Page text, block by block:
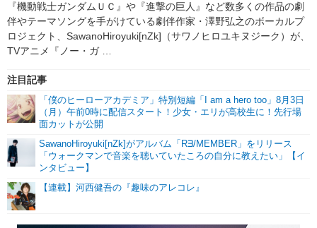
舞台 新帝スタ
編集部ブログ・お知らせ
『機動戦士ガンダムＵＣ』や『進撃の巨人』など数多くの作品の劇
伴やテーマソングを手がけている劇伴作家・澤野弘之のボーカルプ
ロジェクト、SawanoHiroyuki[nZk]（サワノヒロユキヌジーク）が、
TVアニメ『ノー・ガ …
注目記事
「僕のヒーローアカデミア」特別短編「I am a hero too」8月3日
（月）午前0時に配信スタート！少女・エリが高校生に！先行場
面カットが公開
SawanoHiroyuki[nZk]がアルバム「R∃/MEMBER」をリリース
「ウォークマンで音楽を聴いていたころの自分に教えたい」【イ
ンタビュー】
【連載】河西健吾の『趣味のアレコレ』